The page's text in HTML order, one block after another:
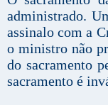
administrado.
assinalo com a
o ministro não
do sacramento
sacramento é